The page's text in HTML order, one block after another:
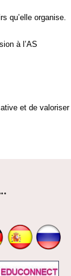
qu’elle organise.
à l’AS
et de valoriser